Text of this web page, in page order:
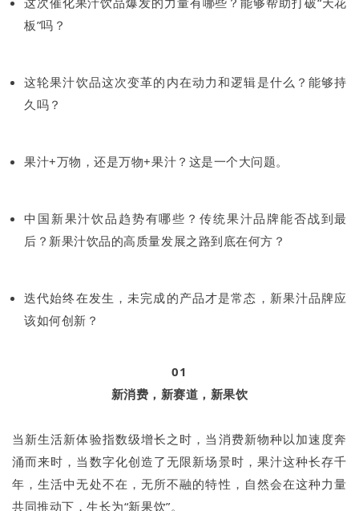
板”吗？
这轮果汁饮品这次变革的内在动力和逻辑是什么？能够持
久吗？
果汁+万物，还是万物+果汁？这是一个大问题。
中国新果汁饮品趋势有哪些？传统果汁品牌能否战到最
后？新果汁饮品的高质量发展之路到底在何方？
迭代始终在发生，未完成的产品才是常态，新果汁品牌应
该如何创新？
01
新消费，新赛道，新果饮
当新生活新体验指数级增长之时，当消费新物种以加速度奔
涌而来时，当数字化创造了无限新场景时，果汁这种长存千
年，生活中无处不在，无所不融的特性，自然会在这种力量
共同推动下，生长为“新果饮”。